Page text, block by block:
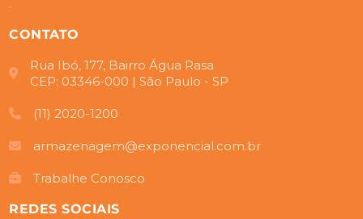
.
CONTATO
Rua Ibó, 177, Bairro Água Rasa
CEP: 03346-000 | São Paulo - SP
(11) 2020-1200
armazenagem@exponencial.com.br
Trabalhe Conosco
REDES SOCIAIS